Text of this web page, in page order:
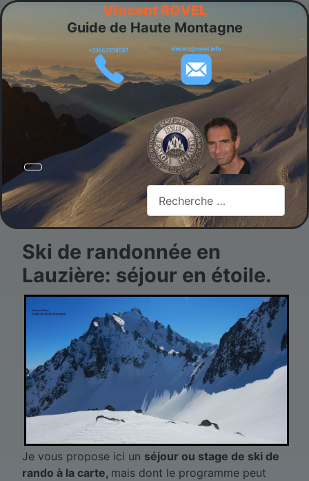
Vincent ROVEL
Guide de Haute Montagne
Rechercher
Ski de randonnée en
Lauzière: séjour en étoile.
Je vous propose ici un séjour ou stage de ski de
rando à la carte, mais dont le programme peut